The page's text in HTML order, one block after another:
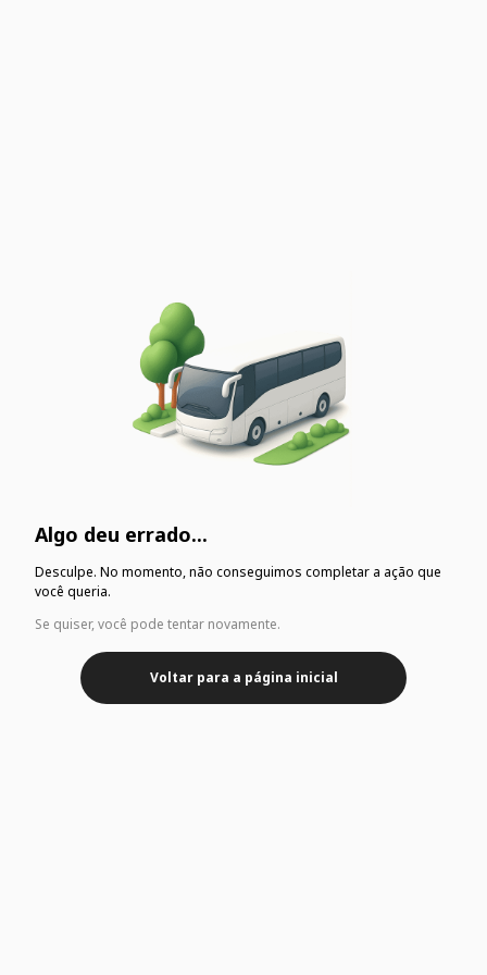
Algo deu errado...
Desculpe. No momento, não conseguimos completar a ação que
você queria.
Se quiser, você pode tentar novamente.
Voltar para a página inicial